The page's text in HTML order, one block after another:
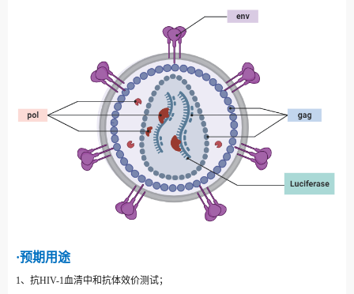
·预期用途
1、抗HIV-1血清中和抗体效价测试；